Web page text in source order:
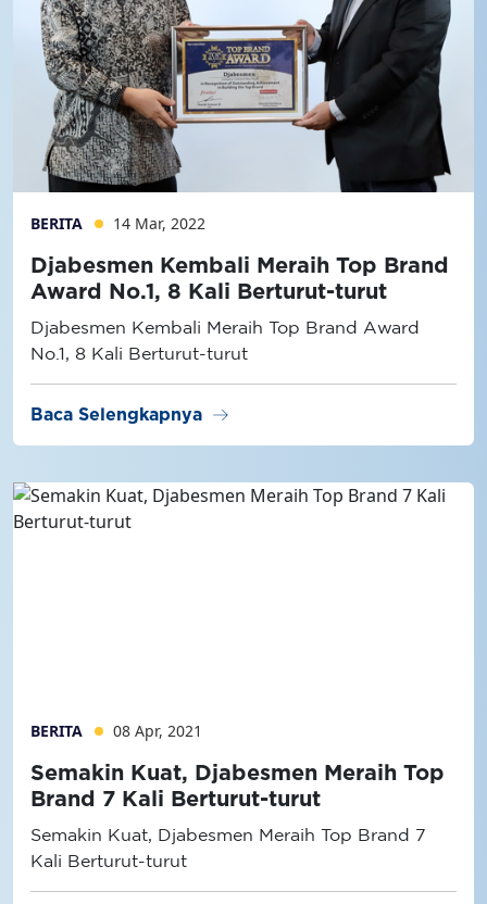
BERITA 14 Mar, 2022
Djabesmen Kembali Meraih Top Brand
Award No.1, 8 Kali Berturut-turut
Djabesmen Kembali Meraih Top Brand Award
No.1, 8 Kali Berturut-turut
Baca Selengkapnya arrow_right_alt
BERITA 08 Apr, 2021
Semakin Kuat, Djabesmen Meraih Top
Brand 7 Kali Berturut-turut
Semakin Kuat, Djabesmen Meraih Top Brand 7
Kali Berturut-turut